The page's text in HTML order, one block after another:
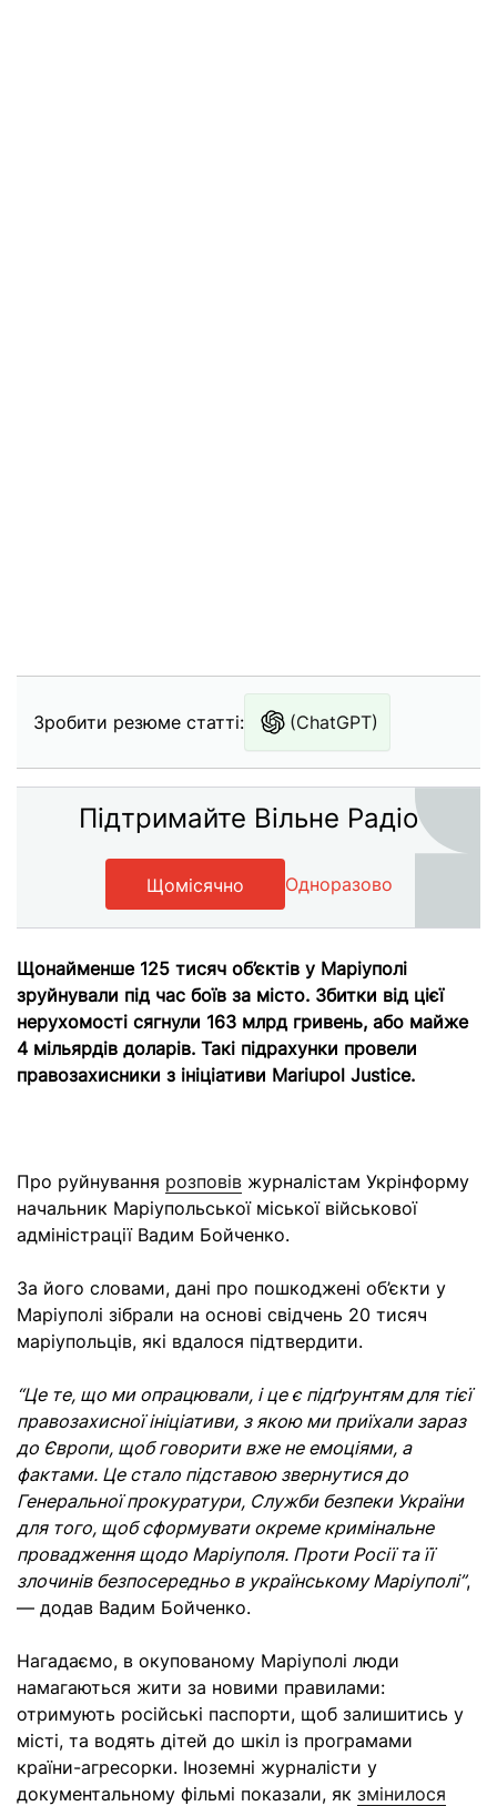
Зробити резюме статті: (ChatGPT)
Підтримайте Вільне Радіо
Щомісячно Одноразово
Щонайменше 125 тисяч об’єктів у Маріуполі
зруйнували під час боїв за місто. Збитки від цієї
нерухомості сягнули 163 млрд гривень, або майже
4 мільярдів доларів. Такі підрахунки провели
правозахисники з ініціативи Mariupol Justice.
Про руйнування розповів журналістам Укрінформу
начальник Маріупольської міської військової
адміністрації Вадим Бойченко.
За його словами, дані про пошкоджені об’єкти у
Маріуполі зібрали на основі свідчень 20 тисяч
маріупольців, які вдалося підтвердити.
“Це те, що ми опрацювали, і це є підґрунтям для тієї
правозахисної ініціативи, з якою ми приїхали зараз
до Європи, щоб говорити вже не емоціями, а
фактами. Це стало підставою звернутися до
Генеральної прокуратури, Служби безпеки України
для того, щоб сформувати окреме кримінальне
провадження щодо Маріуполя. Проти Росії та її
злочинів безпосередньо в українському Маріуполі”,
— додав Вадим Бойченко.
Нагадаємо, в окупованому Маріуполі люди
намагаються жити за новими правилами:
отримують російські паспорти, щоб залишитись у
місті, та водять дітей до шкіл із програмами
країни-агресорки. Іноземні журналісти у
документальному фільмі показали, як змінилося